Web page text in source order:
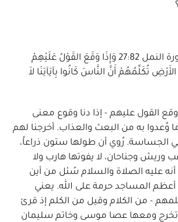
س 188: جاء في سورة النمل 27:82 وَإِذَا وَقَعَ القَوْلُ عَلَيْهِمْ
تُكَلِّمُهُمْ أَنَّ النَّاسَ كَانُوا بِآيَآتِنَا لاَ
وقع القول عليهم - إذا دنا وقوع معنى
وُعدوا به من البعث والعذاب. أخرجنا لهم
الجساسة. رُوي أن طولها ستون ذراعاً،
وريش وجناحان، لا يفوتها هارب ولا
عليه الصلاة والسلام سُئل من أين
المساجد حرمة على الله. يعني
- من الكلام وقيل من الكلم إذ قرئ
تخرج ومعها عصا موسى وخاتم سليمان